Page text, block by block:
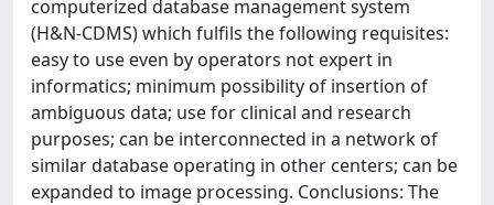
computerized database management system
(H&N-CDMS) which fulfils the following requisites:
easy to use even by operators not expert in
informatics; minimum possibility of insertion of
ambiguous data; use for clinical and research
purposes; can be interconnected in a network of
similar database operating in other centers; can be
expanded to image processing. Conclusions: The